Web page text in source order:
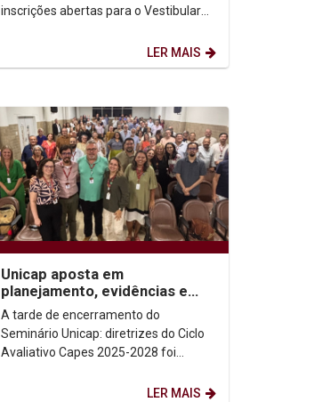
inscrições abertas para o Vestibular
LER MAIS
Unicap aposta em
planejamento, evidências e
impacto social para fortalecer
pós-graduação
A tarde de encerramento do
Seminário Unicap: diretrizes do Ciclo
Avaliativo Capes 2025-2028 foi
LER MAIS